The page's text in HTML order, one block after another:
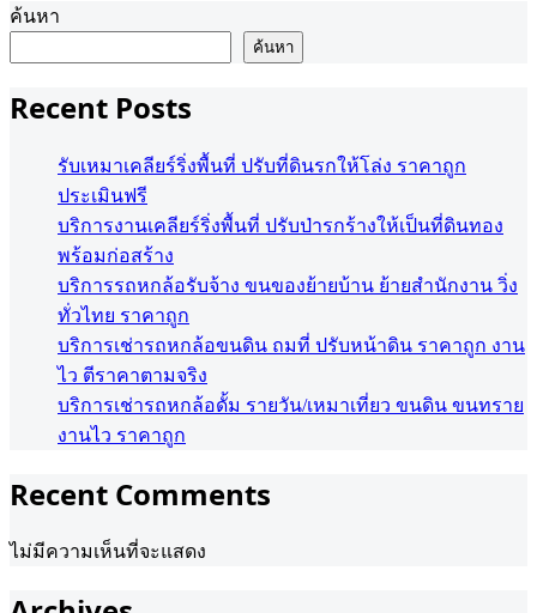
ค้นหา
ค้นหา
Recent Posts
รับเหมาเคลียร์ริ่งพื้นที่ ปรับที่ดินรกให้โล่ง ราคาถูก
ประเมินฟรี
บริการงานเคลียร์ริ่งพื้นที่ ปรับป่ารกร้างให้เป็นที่ดินทอง
พร้อมก่อสร้าง
บริการรถหกล้อรับจ้าง ขนของย้ายบ้าน ย้ายสำนักงาน วิ่ง
ทั่วไทย ราคาถูก
บริการเช่ารถหกล้อขนดิน ถมที่ ปรับหน้าดิน ราคาถูก งาน
ไว ตีราคาตามจริง
บริการเช่ารถหกล้อดั้ม รายวัน/เหมาเที่ยว ขนดิน ขนทราย
งานไว ราคาถูก
Recent Comments
ไม่มีความเห็นที่จะแสดง